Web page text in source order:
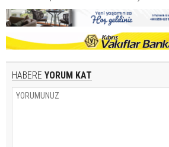
HABERE YORUM KAT